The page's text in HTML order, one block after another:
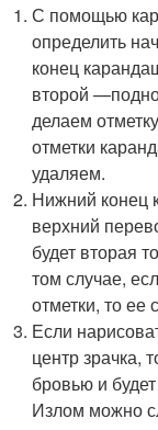
С помощью
определить
конец
второй
делаем
отметки
удаляем.
Нижний конец
верхний
будет вторая
том случае,
отметки, то ее
Если
центр зрачка,
бровью и
Излом можно